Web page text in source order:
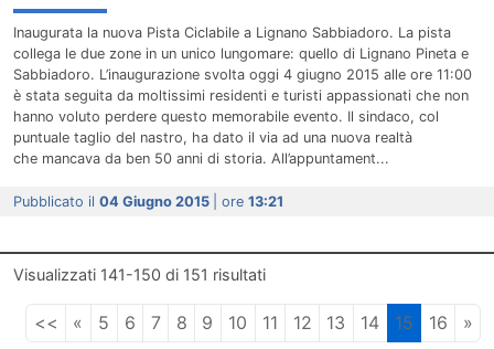
Inaugurata la nuova Pista Ciclabile a Lignano Sabbiadoro. La pista
collega le due zone in un unico lungomare: quello di Lignano Pineta e
Sabbiadoro. L’inaugurazione svolta oggi 4 giugno 2015 alle ore 11:00
è stata seguita da moltissimi residenti e turisti appassionati che non
hanno voluto perdere questo memorabile evento. Il sindaco, col
puntuale taglio del nastro, ha dato il via ad una nuova realtà
che mancava da ben 50 anni di storia. All’appuntament...
Pubblicato il 04 Giugno 2015 | ore 13:21
Visualizzati 141-150 di 151 risultati
<< « 5 6 7 8 9 10 11 12 13 14 15 16 »